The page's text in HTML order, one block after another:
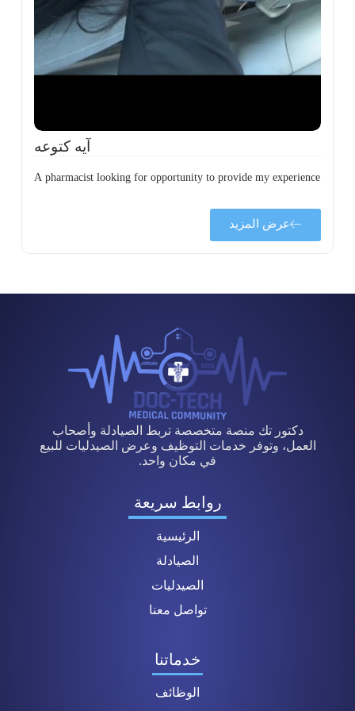
آيه كتوعه
A pharmacist looking for opportunity to provide my experience
عرض المزيد
دكتور تك منصة متخصصة تربط الصيادلة وأصحاب
العمل، وتوفر خدمات التوظيف وعرض الصيدليات للبيع
في مكان واحد.
روابط سريعة
الرئيسية
الصيادلة
الصيدليات
تواصل معنا
خدماتنا
الوظائف